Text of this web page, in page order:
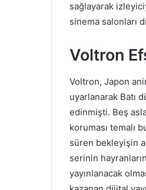
sağlayarak
sinema salonları
Voltron
Voltron, Japon
uyarlanarak Batı
edinmişti. Beş
koruması temalı
süren bekleyişin
serinin
yayınlanacak